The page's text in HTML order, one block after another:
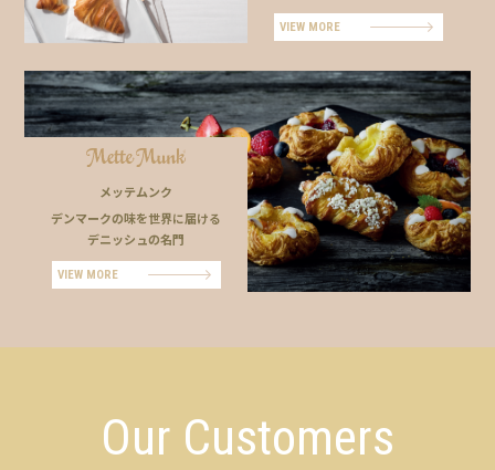
VIEW MORE
メッテムンク
デンマークの味を世界に届ける
デニッシュの名門
VIEW MORE
Our Customers